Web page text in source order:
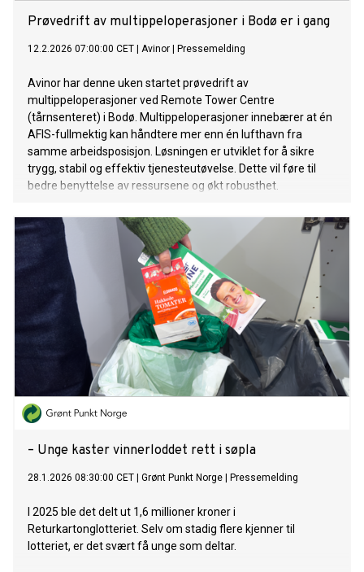
Prøvedrift av multippeloperasjoner i Bodø er i gang
12.2.2026 07:00:00 CET Avinor Pressemelding
Avinor har denne uken startet prøvedrift av
multippeloperasjoner ved Remote Tower Centre
(tårnsenteret) i Bodø. Multippeloperasjoner innebærer at én
AFIS-fullmektig kan håndtere mer enn én lufthavn fra
samme arbeidsposisjon. Løsningen er utviklet for å sikre
trygg, stabil og effektiv tjenesteutøvelse. Dette vil føre til
bedre benyttelse av ressursene og økt robusthet.
– Unge kaster vinnerloddet rett i søpla
28.1.2026 08:30:00 CET Grønt Punkt Norge Pressemelding
I 2025 ble det delt ut 1,6 millioner kroner i
Returkartonglotteriet. Selv om stadig flere kjenner til
lotteriet, er det svært få unge som deltar.